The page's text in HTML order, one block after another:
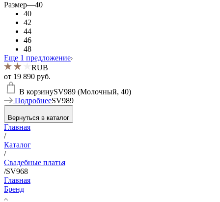
Размер—40
40
42
44
46
48
Еще 1 предложение
RUB
от 19 890 руб.
В корзинуSV989 (Молочный, 40)
ПодробнееSV989
Вернуться в каталог
Главная
/
Каталог
/
Свадебные платья
/SV968
Главная
Бренд